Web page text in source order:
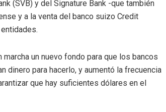
(SVB) y del Signature Bank -que también
y a la venta del banco suizo Credit
un nuevo fondo para que los bancos
para hacerlo, y aumentó la frecuencia
que hay suficientes dólares en el